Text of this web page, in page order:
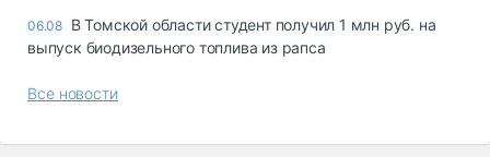
06.08 В Томской области студент получил 1 млн руб. на
выпуск биодизельного топлива из рапса
Все новости